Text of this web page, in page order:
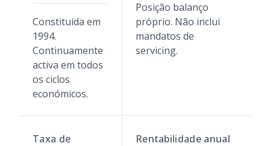
Constituída em
1994.
Continuamente
activa em todos
os ciclos
económicos.
Posição balanço
próprio. Não inclui
mandatos de
servicing.
Taxa de
Rentabilidade anual